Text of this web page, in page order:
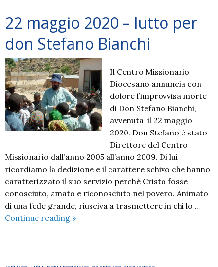
22 maggio 2020 – lutto per
don Stefano Bianchi
Il Centro Missionario
Diocesano annuncia con
dolore l’improvvisa morte
di Don Stefano Bianchi,
avvenuta il 22 maggio
2020. Don Stefano è stato
Direttore del Centro
Missionario dall’anno 2005 all’anno 2009. Di lui
ricordiamo la dedizione e il carattere schivo che hanno
caratterizzato il suo servizio perché Cristo fosse
conosciuto, amato e riconosciuto nel povero. Animato
di una fede grande, riusciva a trasmettere in chi lo …
Continue reading 22
»